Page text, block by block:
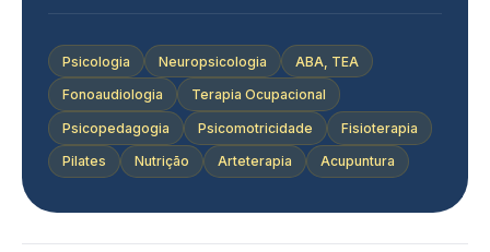
Psicologia Neuropsicologia ABA, TEA
Fonoaudiologia Terapia Ocupacional
Psicopedagogia Psicomotricidade Fisioterapia
Pilates Nutrição Arteterapia Acupuntura